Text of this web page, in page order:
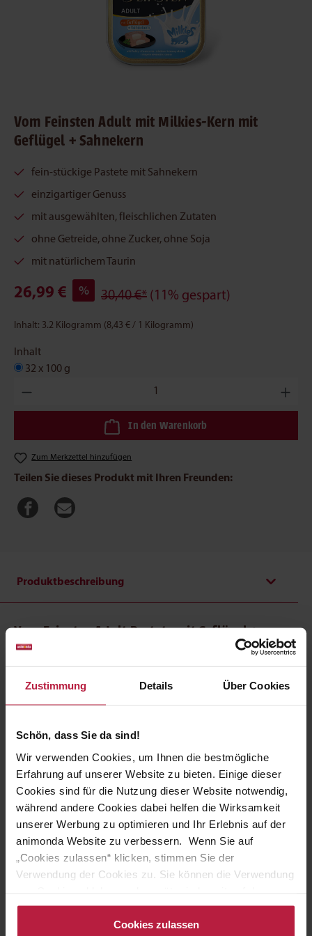
Zustimmung Details Über Cookies
Schön, dass Sie da sind!
Wir verwenden Cookies, um Ihnen die bestmögliche
Erfahrung auf unserer Website zu bieten. Einige dieser
Cookies sind für die Nutzung dieser Website notwendig,
während andere Cookies dabei helfen die Wirksamkeit
unserer Werbung zu optimieren und Ihr Erlebnis auf der
animonda Website zu verbessern. Wenn Sie auf
„Cookies zulassen“ klicken, stimmen Sie der
Verwendung der Cookies zu. Sie können die Verwendung
Datenschutzseiteändern/widerrufen oder auf das
Cookiebot-Logo am linken unteren Bildrand klicken. Mit
Cookies zulassen
Vom Feinsten Adult mit Milkies-Kern mit
Geflügel + Sahnekern
fein-stückige Pastete mit Sahnekern
einzigartiger Genuss
mit ausgewählten, fleischlichen Zutaten
ohne Getreide, ohne Zucker, ohne Soja
mit natürlichem Taurin
26,99 € % 30,40 €* (11% gespart)
Inhalt: 3.2 Kilogramm (8,43 € / 1 Kilogramm)
Inhalt
32 x 100 g
Produkt Anzahl: Gib den gewünschten Wert ein oder benutze
In den Warenkorb
Zum Merkzettel hinzufügen
Teilen Sie dieses Produkt mit Ihren Freunden:
Produktbeschreibung
Vom Feinsten Adult Pastete mit Geflügel +
Sahnekern: Katzenfutter mit einem Kern aus
Geflügel + Sahnekern.Die leckere Pastete mit
abgestimmten Zutaten und köstlicher Sahne überzeugt
Katzengourmets.
Vom Feinsten Adult Pastete mit Geflügel + Sahnekern
versorgt Katzen mit allen lebenswichtigen Nährstoffen, die
sie täglich brauchen: perfekt abgestimmt auf die Ansprüche
von ausgewachsenen Katzen von 1-6 Jahren.Stubentiger,
die einen besonderen Genuss schätzen, können aus dem
vielfältigen Vom Feinsten Produktsortiment unter
Vom Feinsten – für die Liebsten nur Vom